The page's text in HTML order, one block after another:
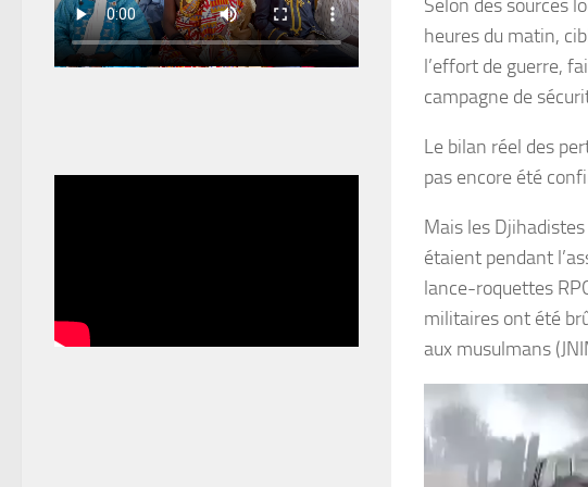
Selon des sources
heures du matin,
l’effort de guerre,
campagne de
Le bilan réel des
pas encore été
Mais les
étaient pendant
lance-roquettes
militaires ont été
aux musulmans